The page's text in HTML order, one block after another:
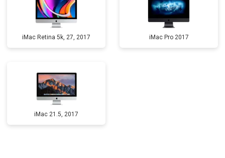
iMac Retina 5k, 27, 2017 iMac Pro 2017
iMac 21.5, 2017